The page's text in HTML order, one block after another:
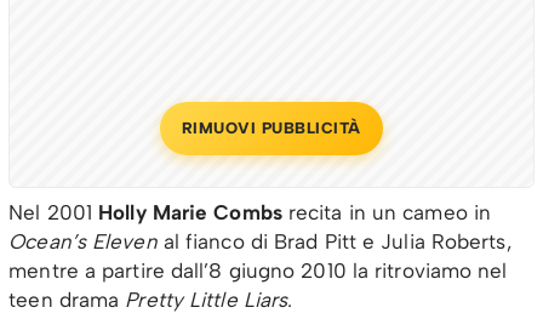
RIMUOVI PUBBLICITÀ
Nel 2001 Holly Marie Combsrecita in un cameo in
Ocean’s Elevenal fianco di Brad Pitt e Julia Roberts,
mentre a partire dall’8 giugno 2010 la ritroviamo nel
teen drama Pretty Little Liars.